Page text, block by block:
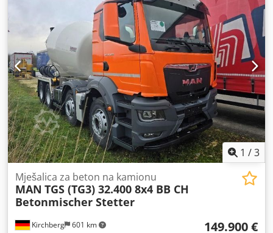
1 /3
Kirchberg 601 km
Mješalica za beton na kamionu
MAN TGS (TG3) 32.400 8x4 BB CH
Betonmischer Stetter
149.900 €